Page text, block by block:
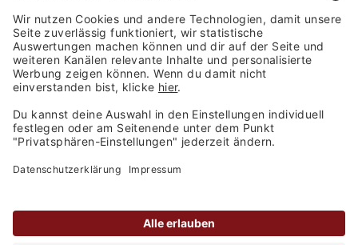
Versand
Finden Sie uns auf:
Großhandel GmbH